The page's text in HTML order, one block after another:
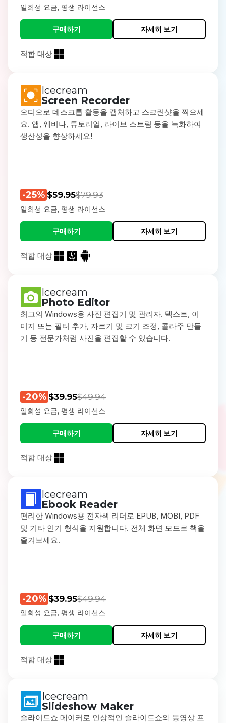
일회성 요금, 평생 라이선스
구매하기 자세히 보기
적합 대상
Icecream
Screen Recorder
오디오로 데스크톱 활동을 캡처하고 스크린샷을 찍으세
요. 앱, 웨비나, 튜토리얼, 라이브 스트림 등을 녹화하여
생산성을 향상하세요!
-25% $59.95$79.93
일회성 요금, 평생 라이선스
구매하기 자세히 보기
적합 대상
Icecream
Photo Editor
최고의 Windows용 사진 편집기 및 관리자. 텍스트, 이
미지 또는 필터 추가, 자르기 및 크기 조정, 콜라주 만들
기 등 전문가처럼 사진을 편집할 수 있습니다.
-20% $39.95$49.94
일회성 요금, 평생 라이선스
구매하기 자세히 보기
적합 대상
Icecream
Ebook Reader
편리한 Windows용 전자책 리더로 EPUB, MOBI, PDF
및 기타 인기 형식을 지원합니다. 전체 화면 모드로 책을
즐겨보세요.
-20% $39.95$49.94
일회성 요금, 평생 라이선스
구매하기 자세히 보기
적합 대상
Icecream
Slideshow Maker
슬라이드쇼 메이커로 인상적인 슬라이드쇼와 동영상 프